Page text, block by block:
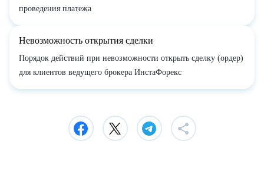
проведения платежа
Невозможность открытия сделки
Порядок действий при невозможности открыть сделку (ордер)
для клиентов ведущего брокера ИнстаФорекс